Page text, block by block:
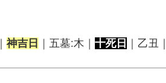
｜ 神吉日 ｜五墓:木｜ 十死日 ｜乙丑